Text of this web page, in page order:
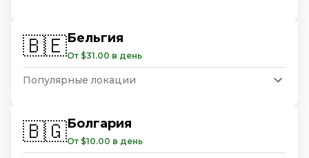
🇧🇪Бельгия
От $31.00 в день
Популярные локации
🇧🇬Болгария
От $10.00 в день